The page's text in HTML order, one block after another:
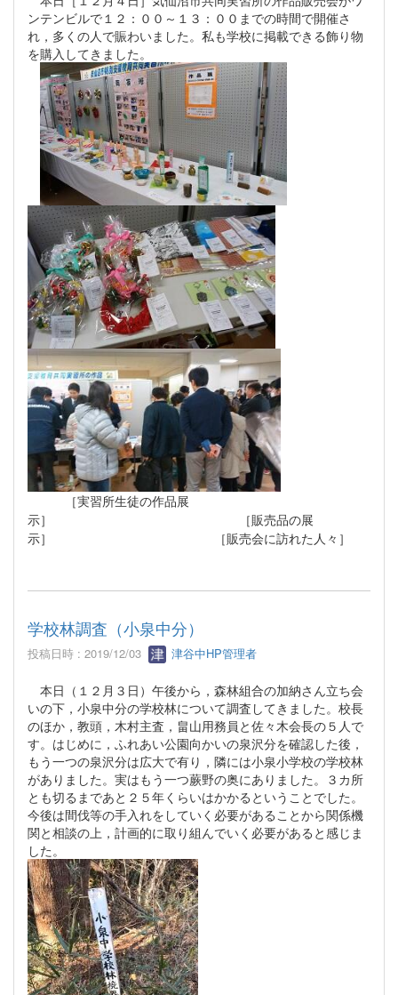
ンテンビルで１２：００～１３：００までの時間で開催さ
れ，多くの人で賑わいました。私も学校に掲載できる飾り物
を購入してきました。
［実習所生徒の作品展
示］ ［販売品の展
示］ ［販売会に訪れた人々］
学校林調査（小泉中分）
投稿日時 : 2019/12/03 津谷中HP管理者
本日（１２月３日）午後から，森林組合の加納さん立ち会
いの下，小泉中分の学校林について調査してきました。校長
のほか，教頭，木村主査，畠山用務員と佐々木会長の５人で
す。はじめに，ふれあい公園向かいの泉沢分を確認した後，
もう一つの泉沢分は広大で有り，隣には小泉小学校の学校林
がありました。実はもう一つ蕨野の奥にありました。３カ所
とも切るまであと２５年くらいはかかるということでした。
今後は間伐等の手入れをしていく必要があることから関係機
関と相談の上，計画的に取り組んでいく必要があると感じま
した。